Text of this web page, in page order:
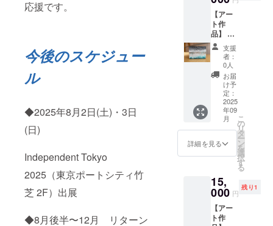
応援です。
今後のスケジュー
ル
◆2025年8月2日(土)・3日
(日)
Independent Tokyo
2025（東京ポートシティ竹
芝 2F）出展
◆8月後半〜12月 リターン
若干異
なる場
合がご
ざいま
す。あ
らかじ
めご了
承くだ
さい。
ア ・サ
イズ：
W210㎜
×H170
㎜ ・
ご住所
等お送
り先を
お知ら
せくだ
さい ・
お使い
のモニ
ター環
境によ
面上の
色味が
若干異
なる場
合がご
【アー
ト作
品】 ・
お礼
メッ
セージ
付き ・
作品1点
もの ・
作品A-
④【う
つろ
い、う
つろ
う】 ・
アクリ
クスト
メディ
ア ・サ
イズ：
W210㎜
支援
者：
0人
お届
け予
定：
2025
年09
月
詳細を見る
こ
の
リ
タ
ー
ン
を
選
択
す
る
15,
000 円
残り1
【アー
ト作